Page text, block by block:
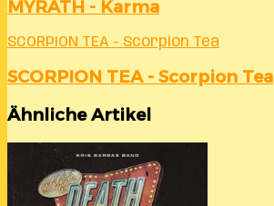
MYRATH - Karma
SCORPION TEA - Scorpion Tea
SCORPION TEA - Scorpion Tea
Ähnliche Artikel